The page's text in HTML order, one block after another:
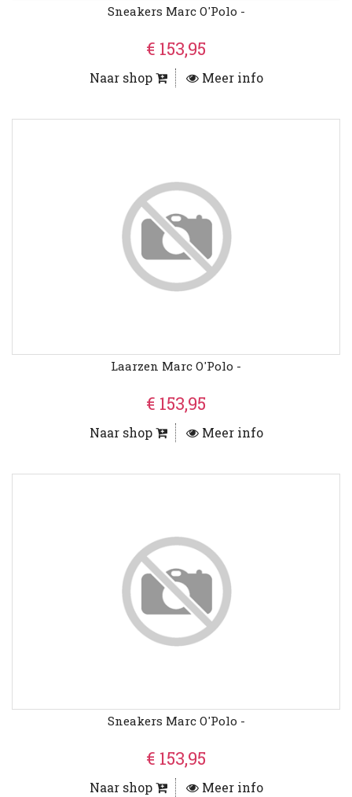
Sneakers Marc O'Polo -
€ 153,95
Naar shop Meer info
Laarzen Marc O'Polo -
€ 153,95
Naar shop Meer info
Sneakers Marc O'Polo -
€ 153,95
Naar shop Meer info